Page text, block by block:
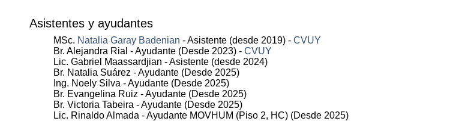
Asistentes y ayudantes
MSc. Natalia Garay Badenian - Asistente (desde 2019) - CVUY
Br. Alejandra Rial - Ayudante (Desde 2023) - CVUY
Lic. Gabriel Maassardjian - Asistente (desde 2024)
Br. Natalia Suárez - Ayudante (Desde 2025)
Ing. Noely Silva - Ayudante (Desde 2025)
Br. Evangelina Ruiz - Ayudante (Desde 2025)
Br. Victoria Tabeira - Ayudante (Desde 2025)
Lic. Rinaldo Almada - Ayudante MOVHUM (Piso 2, HC) (Desde 2025)